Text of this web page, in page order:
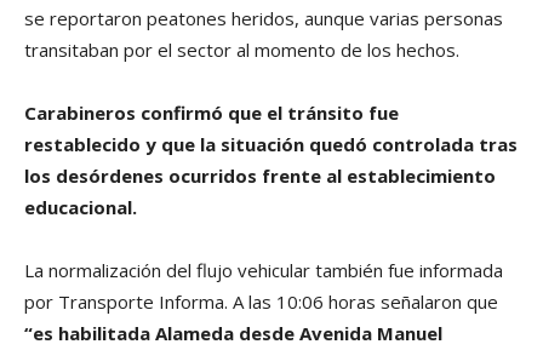
se reportaron peatones heridos, aunque varias personas
transitaban por el sector al momento de los hechos.
Carabineros confirmó que el tránsito fue
restablecido y que la situación quedó controlada tras
los desórdenes ocurridos frente al establecimiento
educacional.
La normalización del flujo vehicular también fue informada
por Transporte Informa. A las 10:06 horas señalaron que
“es habilitada Alameda desde Avenida Manuel